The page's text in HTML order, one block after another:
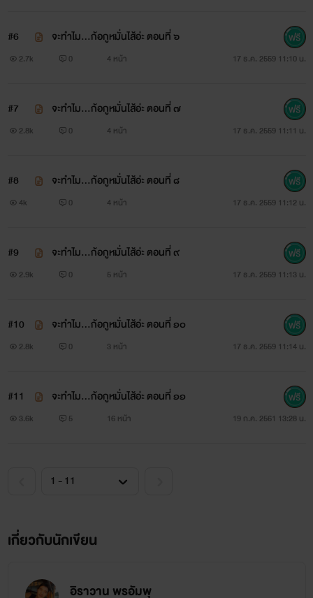
แล้ว การโพสที่นี่หากผิดพลาดประการใดผู้โพสขอ
กดติดตามผมเพื่ออ่านผลงานของ " นาวี สุนทรีย์ลิขิต " หรือ " สุ
ได้นะครับ ทุกเรื่องเปิดให้อ่านฟรีไม่ต้องใช้อะไร
--------------------------------------------------------
เรื่องนี้มีเนื้อหาเกี่ยวกับเรื่องเพศ ความรุนแรง และภาษาที่
ไม่สุภาพ กรุณาใช้วิจารณญาณในการอ่าน
-------------------------------------------------------------
#6 จะทำไม...ก้อกูหมั่นไส้อ่ะ ตอนที่ ๖
2.7k 0 4 หน้า 17 ธ.ค. 2559 11:10 น.
#7 จะทำไม...ก้อกูหมั่นไส้อ่ะ ตอนที่ ๗
2.8k 0 4 หน้า 17 ธ.ค. 2559 11:11 น.
#8 จะทำไม...ก้อกูหมั่นไส้อ่ะ ตอนที่ ๘
4k 0 4 หน้า 17 ธ.ค. 2559 11:12 น.
#9 จะทำไม...ก้อกูหมั่นไส้อ่ะ ตอนที่ ๙
2.9k 0 5 หน้า 17 ธ.ค. 2559 11:13 น.
#10 จะทำไม...ก้อกูหมั่นไส้อ่ะ ตอนที่ ๑๐
2.8k 0 3 หน้า 17 ธ.ค. 2559 11:14 น.
#11 จะทำไม...ก้อกูหมั่นไส้อ่ะ ตอนที่ ๑๑
3.6k 5 16 หน้า 19 ก.ค. 2561 13:28 น.
เกี่ยวกับนักเขียน
อิราวาน พรอัมพุ